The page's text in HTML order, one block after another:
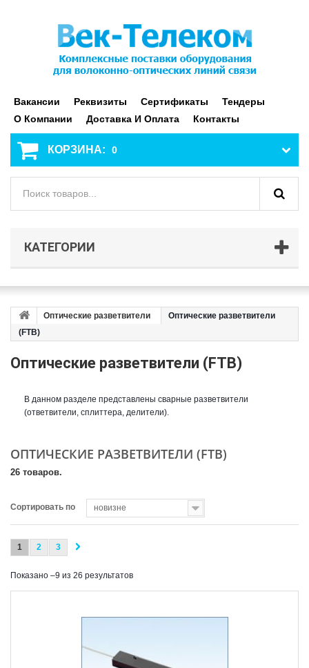
Вакансии Реквизиты Сертификаты
Тендеры
О Компании
Доставка И Оплата Контакты
КОРЗИНА: 0
КАТЕГОРИИ
Оптические разветвители
Оптические разветвители
(FTB)
Оптические разветвители (FTB)
В данном разделе представлены сварные разветвители
(ответвители, сплиттера, делители).
ОПТИЧЕСКИЕ РАЗВЕТВИТЕЛИ (FTB)
26 товаров.
Сортировать по новизне
1 2 3
Показано –9 из 26 результатов